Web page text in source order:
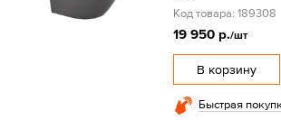
Код товара: 189308
19 950 р./шт
В корзину
Быстрая